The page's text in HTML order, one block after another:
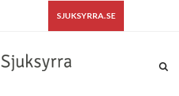
SJUKSYRRA.SE